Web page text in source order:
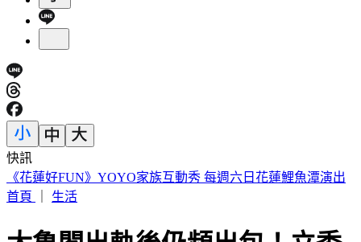
快訊
海基會預算遭砍恐成「使用者付費」 羅文嘉：難道叫民眾去
找藍委？